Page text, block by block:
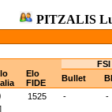
PITZALIS
Elo
FIDE
Bullet
1525 -
-